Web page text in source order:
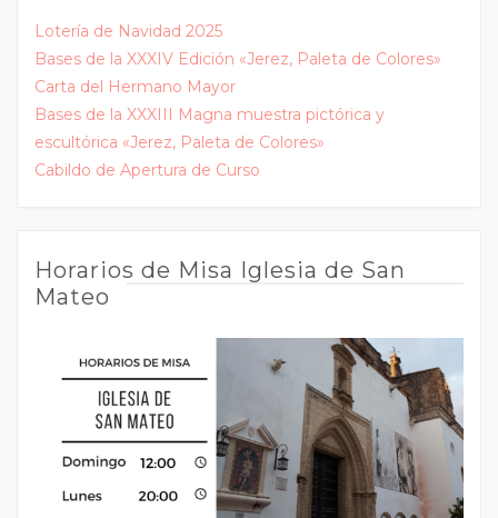
Lotería de Navidad 2025
Bases de la XXXIV Edición «Jerez, Paleta de Colores»
Carta del Hermano Mayor
Bases de la XXXIII Magna muestra pictórica y
escultórica «Jerez, Paleta de Colores»
Cabildo de Apertura de Curso
Horarios de Misa Iglesia de San
Mateo